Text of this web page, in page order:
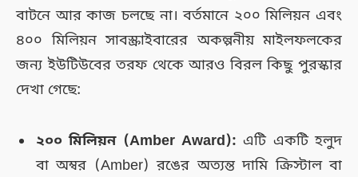
বাটনে আর কাজ চলছে না। বর্তমানে ২০০ মিলিয়ন এবং
৪০০ মিলিয়ন সাবস্ক্রাইবারের অকল্পনীয় মাইলফলকের
জন্য ইউটিউবের তরফ থেকে আরও বিরল কিছু পুরস্কার
দেখা গেছে:
২০০ মিলিয়ন (Amber Award): এটি একটি হলুদ
বা অম্বর (Amber) রঙের অত্যন্ত দামি ক্রিস্টাল বা